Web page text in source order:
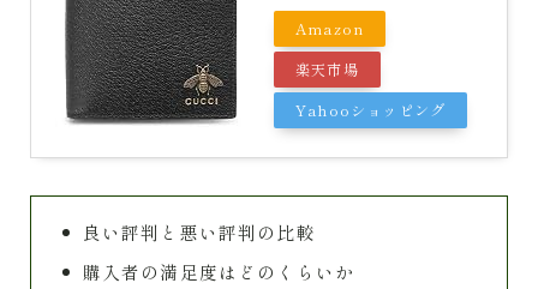
Amazon
楽天市場
Yahooショッピング
良い評判と悪い評判の比較
購入者の満足度はどのくらいか